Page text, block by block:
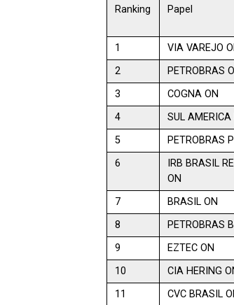
Ranking Papel
1
VIA VAREJO
2
PETROBRAS
3
COGNA ON
4
SUL AMERICA
5
PETROBRAS
6
IRB BRASIL
ON
7 BRASIL ON
8
PETROBRAS
9
EZTEC ON
10
CIA HERING
11
CVC BRASIL